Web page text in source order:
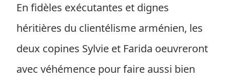
En fidèles exécutantes et dignes
héritières du clientélisme arménien, les
deux copines Sylvie et Farida oeuvreront
avec véhémence pour faire aussi bien